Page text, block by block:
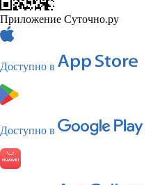
Приложение Суточно.ру
Доступно в
Доступно в